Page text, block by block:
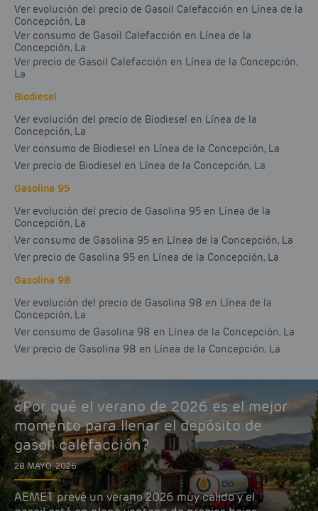
Ver evolución del precio de Gasoil Calefacción en Línea de la
Concepción, La
Ver consumo de Gasoil Calefacción en Línea de la
Concepción, La
Ver precio de Gasoil Calefacción en Línea de la Concepción,
La
Biodiesel
Ver evolución del precio de Biodiesel en Línea de la
Concepción, La
Ver consumo de Biodiesel en Línea de la Concepción, La
Ver precio de Biodiesel en Línea de la Concepción, La
Gasolina 95
Ver evolución del precio de Gasolina 95 en Línea de la
Concepción, La
Ver consumo de Gasolina 95 en Línea de la Concepción, La
Ver precio de Gasolina 95 en Línea de la Concepción, La
Gasolina 98
Ver evolución del precio de Gasolina 98 en Línea de la
Concepción, La
Ver consumo de Gasolina 98 en Línea de la Concepción, La
Ver precio de Gasolina 98 en Línea de la Concepción, La
¿Por qué el verano de 2026 es el mejor
momento para llenar el depósito de
gasoil calefacción?
28 MAYO, 2026
AEMET prevé un verano 2026 muy cálido y el